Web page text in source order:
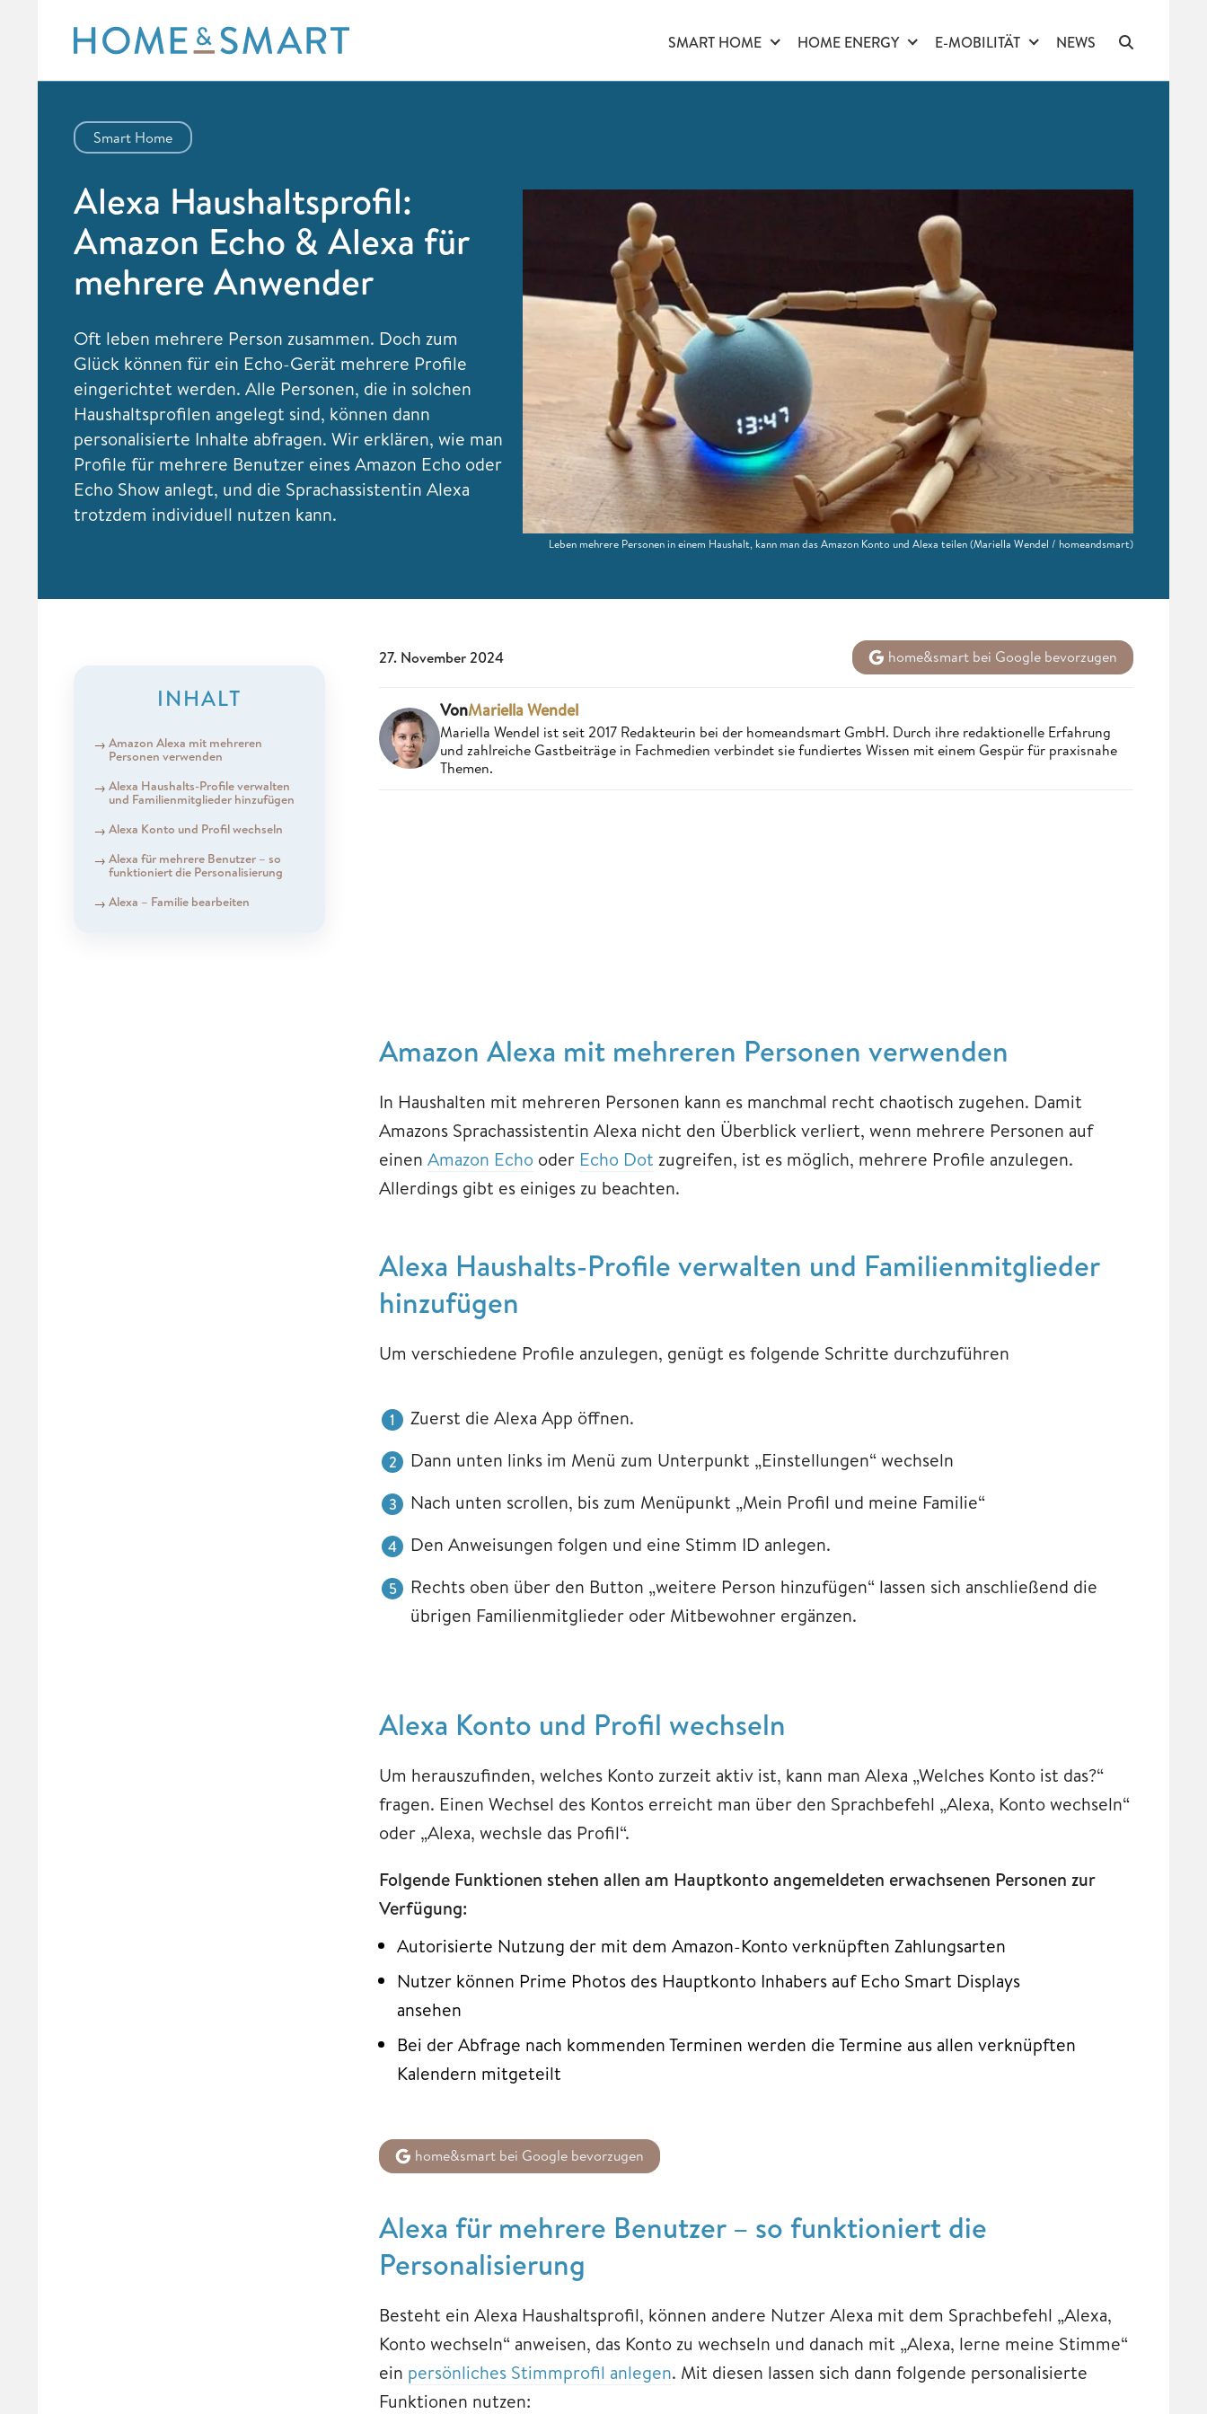
content
SMART HOME HOME ENERGY E-MOBILITÄT NEWS
Smart Home
Alexa Haushaltsprofil:
Amazon Echo & Alexa für
mehrere Anwender
Oft leben mehrere Person zusammen. Doch zum
Glück können für ein Echo-Gerät mehrere Profile
eingerichtet werden. Alle Personen, die in solchen
Haushaltsprofilen angelegt sind, können dann
personalisierte Inhalte abfragen. Wir erklären, wie man
Profile für mehrere Benutzer eines Amazon Echo oder
Echo Show anlegt, und die Sprachassistentin Alexa
trotzdem individuell nutzen kann.
Leben mehrere Personen in einem Haushalt, kann man das Amazon Konto und Alexa teilen(Mariella Wendel / homeandsmart)
INHALT
Amazon Alexa mit mehreren
Personen verwenden
Alexa Haushalts-Profile verwalten
und Familienmitglieder hinzufügen
Alexa Konto und Profil wechseln
Alexa für mehrere Benutzer – so
funktioniert die Personalisierung
Alexa – Familie bearbeiten
27. November 2024 home&smart bei Google bevorzugen
VonMariella Wendel
Mariella Wendel ist seit 2017 Redakteurin bei der homeandsmart GmbH. Durch ihre redaktionelle Erfahrung
und zahlreiche Gastbeiträge in Fachmedien verbindet sie fundiertes Wissen mit einem Gespür für praxisnahe
Themen.
Amazon Alexa mit mehreren Personen verwenden
In Haushalten mit mehreren Personen kann es manchmal recht chaotisch zugehen. Damit
Amazons Sprachassistentin Alexa nicht den Überblick verliert, wenn mehrere Personen auf
einen Amazon Echo oder Echo Dot zugreifen, ist es möglich, mehrere Profile anzulegen.
Allerdings gibt es einiges zu beachten.
Alexa Haushalts-Profile verwalten und Familienmitglieder
hinzufügen
Um verschiedene Profile anzulegen, genügt es folgende Schritte durchzuführen
Zuerst die Alexa App öffnen.
Dann unten links im Menü zum Unterpunkt „Einstellungen“ wechseln
Nach unten scrollen, bis zum Menüpunkt „Mein Profil und meine Familie“
Den Anweisungen folgen und eine Stimm ID anlegen.
Rechts oben über den Button „weitere Person hinzufügen“ lassen sich anschließend die
übrigen Familienmitglieder oder Mitbewohner ergänzen.
Alexa Konto und Profil wechseln
Um herauszufinden, welches Konto zurzeit aktiv ist, kann man Alexa „Welches Konto ist das?“
fragen. Einen Wechsel des Kontos erreicht man über den Sprachbefehl „Alexa, Konto wechseln“
oder „Alexa, wechsle das Profil“.
Folgende Funktionen stehen allen am Hauptkonto angemeldeten erwachsenen Personen zur
Verfügung:
Autorisierte Nutzung der mit dem Amazon-Konto verknüpften Zahlungsarten
Nutzer können Prime Photos des Hauptkonto Inhabers auf Echo Smart Displays
ansehen
Bei der Abfrage nach kommenden Terminen werden die Termine aus allen verknüpften
Kalendern mitgeteilt
home&smart bei Google bevorzugen
Alexa für mehrere Benutzer – so funktioniert die
Personalisierung
Besteht ein Alexa Haushaltsprofil, können andere Nutzer Alexa mit dem Sprachbefehl „Alexa,
Konto wechseln“ anweisen, das Konto zu wechseln und danach mit „Alexa, lerne meine Stimme“
ein persönliches Stimmprofil anlegen. Mit diesen lassen sich dann folgende personalisierte
Funktionen nutzen: